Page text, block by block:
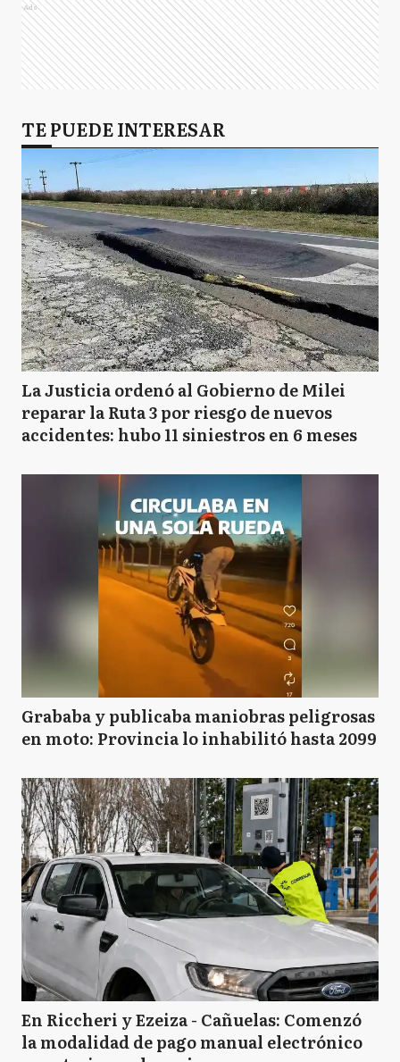
Ads
TE PUEDE INTERESAR
La Justicia ordenó al Gobierno de Milei
reparar la Ruta 3 por riesgo de nuevos
accidentes: hubo 11 siniestros en 6 meses
Grababa y publicaba maniobras peligrosas
en moto: Provincia lo inhabilitó hasta 2099
En Riccheri y Ezeiza - Cañuelas: Comenzó
la modalidad de pago manual electrónico